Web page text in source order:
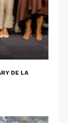
DE LA